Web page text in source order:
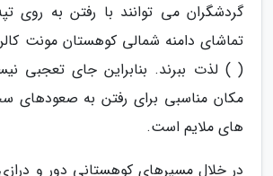
گردشگران می توانند با رفتن به روی
تماشای دامنه شمالی کوهستان مونت
( ) لذت ببرند. بنابراین جای
مکان مناسبی برای رفتن به صعودهای
های ملایم است.
در خلال مسیرهای کوهستانی دور و